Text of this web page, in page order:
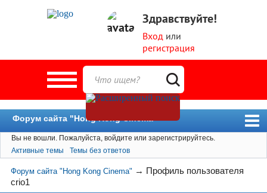
Здравствуйте!
Вход или
регистрация
Форум сайта "Hong Kong Cinema"
Форум
Новости
Пользователи
Вы не вошли. Пожалуйста, войдите или зарегистрируйтесь.
Активные темы
Темы без ответов
Форум сайта "Hong Kong Cinema" → Профиль пользователя
crio1